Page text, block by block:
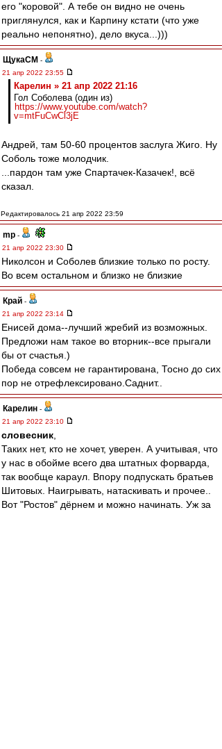
его "коровой". А тебе он видно не очень
приглянулся, как и Карпину кстати (что уже
реально непонятно), дело вкуса...)))
ЩукаСМ -
21 апр 2022 23:55
Карелин » 21 апр 2022 21:16
Гол Соболева (один из)
https://www.youtube.com/watch?
v=mtFuCwCl3jE
Андрей, там 50-60 процентов заслуга Жиго. Ну
Соболь тоже молодчик.
...пардон там уже Спартачек-Казачек!, всё
сказал.
Редактировалось 21 апр 2022 23:59
mp -
21 апр 2022 23:30
Николсон и Соболев близкие только по росту.
Во всем остальном и близко не близкие
Край -
21 апр 2022 23:14
Енисей дома--лучший жребий из возможных.
Предложи нам такое во вторник--все прыгали
бы от счастья.)
Победа совсем не гарантирована, Тосно до сих
пор не отрефлексировано.Саднит..
Карелин -
21 апр 2022 23:10
словесник
Таких нет, кто не хочет, уверен. А учитывая, что
у нас в обойме всего два штатных форварда,
так вообще караул. Впору подпускать братьев
Шитовых. Наигрывать, натаскивать и прочее..
Вот "Ростов" дёрнем и можно начинать. Уж за